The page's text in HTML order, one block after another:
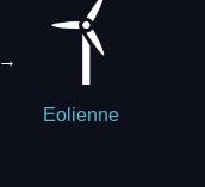
→
Eolienne